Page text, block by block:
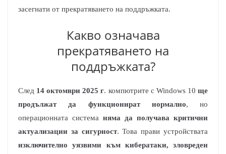
засегнати от прекратяването на поддръжката.​
Какво означава
прекратяването на
поддръжката?
След 14 октомври 2025 г. компютрите с Windows 10ще
продължат да функционират нормално, но
операционната система няма да получава критични
актуализации за сигурност. Това прави устройствата
изключително уязвими към кибератаки, зловреден